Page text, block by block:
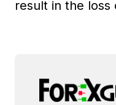
result in the loss